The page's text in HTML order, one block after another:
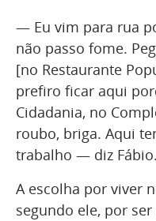
— Eu vim para rua
não passo fome.
[no Restaurante
prefiro ficar aqui
Cidadania, no
roubo, briga. Aqui
trabalho — diz Fábio.
A escolha por viver
segundo ele, por